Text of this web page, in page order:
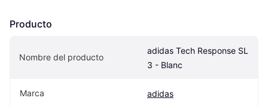
Producto
Nombre del producto
adidas Tech Response SL
3 - Blanc
Marca adidas